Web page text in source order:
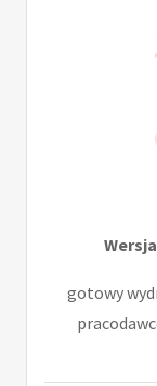
gotowy